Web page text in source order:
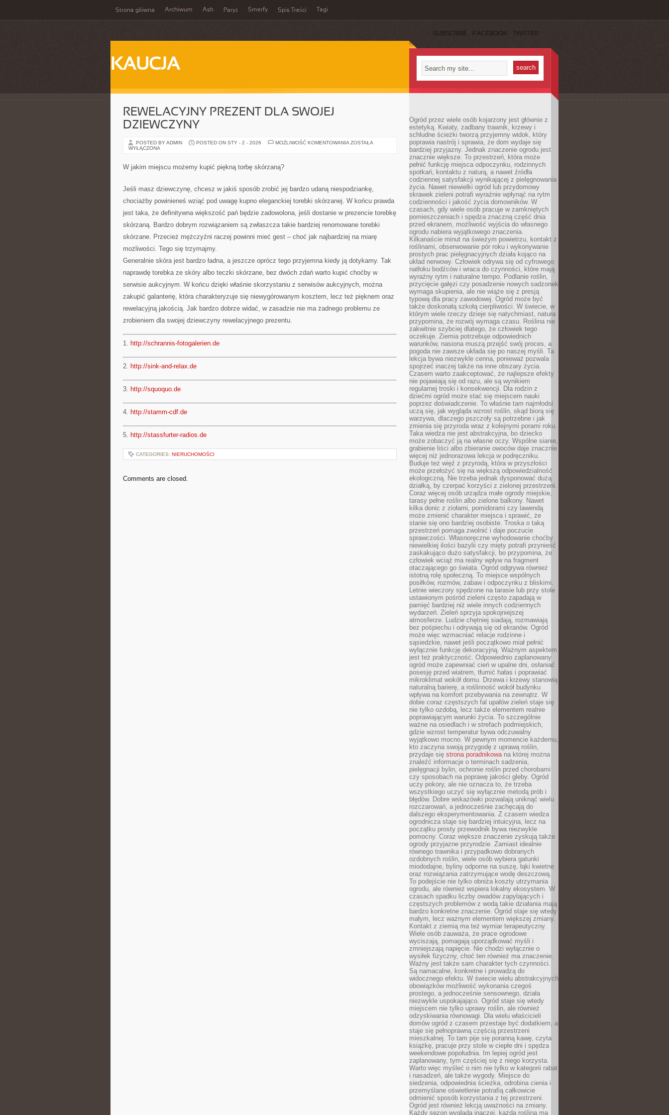
Strona główna Archiwum Ash Paryż Smerfy Spis Treści Tagi
SUBSCRIBE FACEBOOK TWITTER
KAUCJA
REWELACYJNY PREZENT DLA SWOJEJ
DZIEWCZYNY
POSTED BY ADMIN POSTED ON STY - 2 - 2026 MOŻLIWOŚĆ KOMENTOWANIA REWELACYJNY
ZOSTAŁA
WYŁĄCZONA
W jakim miejscu możemy kupić piękną torbę skórzaną?
Jeśli masz dziewczynę, chcesz w jakiś sposób zrobić jej bardzo udaną niespodziankę,
chociażby powinieneś wziąć pod uwagę kupno eleganckiej torebki skórzanej. W końcu prawda
jest taka, że definitywna większość pań będzie zadowolona, jeśli dostanie w prezencie torebkę
skórzaną. Bardzo dobrym rozwiązaniem są zwłaszcza takie bardziej renomowane torebki
skórzane. Przecież mężczyźni raczej powinni mieć gest – choć jak najbardziej na miarę
możliwości. Tego się trzymajmy.
Generalnie skóra jest bardzo ładna, a jeszcze oprócz tego przyjemna kiedy ją dotykamy. Tak
naprawdę torebka ze skóry albo teczki skórzane, bez dwóch zdań warto kupić choćby w
serwisie aukcyjnym. W końcu dzięki właśnie skorzystaniu z serwisów aukcyjnych, można
zakupić galanterię, która charakteryzuje się niewygórowanym kosztem, lecz też pięknem oraz
rewelacyjną jakością. Jak bardzo dobrze widać, w zasadzie nie ma żadnego problemu ze
zrobieniem dla swojej dziewczyny rewelacyjnego prezentu.
1. http://schrannis-fotogalerien.de
2. http://sink-and-relax.de
3. http://squoquo.de
4. http://stamm-cdf.de
5. http://stassfurter-radios.de
CATEGORIES: NIERUCHOMOŚCI
Comments are closed.
Ogród przez wiele osób kojarzony jest głównie z
estetyką. Kwiaty, zadbany trawnik, krzewy i
schludne ścieżki tworzą przyjemny widok, który
poprawia nastrój i sprawia, że dom wydaje się
bardziej przyjazny. Jednak znaczenie ogrodu jest
znacznie większe. To przestrzeń, która może
pełnić funkcję miejsca odpoczynku, rodzinnych
spotkań, kontaktu z naturą, a nawet źródła
codziennej satysfakcji wynikającej z pielęgnowania
życia. Nawet niewielki ogród lub przydomowy
skrawek zieleni potrafi wyraźnie wpłynąć na rytm
codzienności i jakość życia domowników. W
czasach, gdy wiele osób pracuje w zamkniętych
pomieszczeniach i spędza znaczną część dnia
przed ekranem, możliwość wyjścia do własnego
ogrodu nabiera wyjątkowego znaczenia.
Kilkanaście minut na świeżym powietrzu, kontakt z
roślinami, obserwowanie pór roku i wykonywanie
prostych prac pielęgnacyjnych działa kojąco na
układ nerwowy. Człowiek odrywa się od cyfrowego
natłoku bodźców i wraca do czynności, które mają
wyraźny rytm i naturalne tempo. Podlanie roślin,
przycięcie gałęzi czy posadzenie nowych sadzonek
wymaga skupienia, ale nie wiąże się z presją
typową dla pracy zawodowej. Ogród może być
także doskonałą szkołą cierpliwości. W świecie, w
którym wiele rzeczy dzieje się natychmiast, natura
przypomina, że rozwój wymaga czasu. Roślina nie
zakwitnie szybciej dlatego, że człowiek tego
oczekuje. Ziemia potrzebuje odpowiednich
warunków, nasiona muszą przejść swój proces, a
pogoda nie zawsze układa się po naszej myśli. Ta
lekcja bywa niezwykle cenna, ponieważ pozwala
spojrzeć inaczej także na inne obszary życia.
Czasem warto zaakceptować, że najlepsze efekty
nie pojawiają się od razu, ale są wynikiem
regularnej troski i konsekwencji. Dla rodzin z
dziećmi ogród może stać się miejscem nauki
poprzez doświadczenie. To właśnie tam najmłodsi
uczą się, jak wygląda wzrost roślin, skąd biorą się
warzywa, dlaczego pszczoły są potrzebne i jak
zmienia się przyroda wraz z kolejnymi porami roku.
Taka wiedza nie jest abstrakcyjna, bo dziecko
może zobaczyć ją na własne oczy. Wspólne sianie,
grabienie liści albo zbieranie owoców daje znacznie
więcej niż jednorazowa lekcja w podręczniku.
Buduje też więź z przyrodą, która w przyszłości
może przełożyć się na większą odpowiedzialność
ekologiczną. Nie trzeba jednak dysponować dużą
działką, by czerpać korzyści z zielonej przestrzeni.
Coraz więcej osób urządza małe ogrody miejskie,
tarasy pełne roślin albo zielone balkony. Nawet
kilka donic z ziołami, pomidorami czy lawendą
może zmienić charakter miejsca i sprawić, że
stanie się ono bardziej osobiste. Troska o taką
przestrzeń pomaga zwolnić i daje poczucie
sprawczości. Własnoręczne wyhodowanie choćby
niewielkiej ilości bazylii czy mięty potrafi przynieść
zaskakująco dużo satysfakcji, bo przypomina, że
człowiek wciąż ma realny wpływ na fragment
otaczającego go świata. Ogród odgrywa również
istotną rolę społeczną. To miejsce wspólnych
posiłków, rozmów, zabaw i odpoczynku z bliskimi.
Letnie wieczory spędzone na tarasie lub przy stole
ustawionym pośród zieleni często zapadają w
pamięć bardziej niż wiele innych codziennych
wydarzeń. Zieleń sprzyja spokojniejszej
atmosferze. Ludzie chętniej siadają, rozmawiają
bez pośpiechu i odrywają się od ekranów. Ogród
może więc wzmacniać relacje rodzinne i
sąsiedzkie, nawet jeśli początkowo miał pełnić
wyłącznie funkcję dekoracyjną. Ważnym aspektem
jest też praktyczność. Odpowiednio zaplanowany
ogród może zapewniać cień w upalne dni, osłaniać
posesję przed wiatrem, tłumić hałas i poprawiać
mikroklimat wokół domu. Drzewa i krzewy stanowią
naturalną barierę, a roślinność wokół budynku
wpływa na komfort przebywania na zewnątrz. W
dobie coraz częstszych fal upałów zieleń staje się
nie tylko ozdobą, lecz także elementem realnie
poprawiającym warunki życia. To szczególnie
ważne na osiedlach i w strefach podmiejskich,
gdzie wzrost temperatur bywa odczuwalny
wyjątkowo mocno. W pewnym momencie każdemu,
kto zaczyna swoją przygodę z uprawą roślin,
przydaje się strona poradnikowana której można
znaleźć informacje o terminach sadzenia,
pielęgnacji bylin, ochronie roślin przed chorobami
czy sposobach na poprawę jakości gleby. Ogród
uczy pokory, ale nie oznacza to, że trzeba
wszystkiego uczyć się wyłącznie metodą prób i
błędów. Dobre wskazówki pozwalają uniknąć wielu
rozczarowań, a jednocześnie zachęcają do
dalszego eksperymentowania. Z czasem wiedza
ogrodnicza staje się bardziej intuicyjna, lecz na
początku prosty przewodnik bywa niezwykle
pomocny. Coraz większe znaczenie zyskują także
ogrody przyjazne przyrodzie. Zamiast idealnie
równego trawnika i przypadkowo dobranych
ozdobnych roślin, wiele osób wybiera gatunki
miododajne, byliny odporne na suszę, łąki kwietne
oraz rozwiązania zatrzymujące wodę deszczową.
To podejście nie tylko obniża koszty utrzymania
ogrodu, ale również wspiera lokalny ekosystem. W
czasach spadku liczby owadów zapylających i
częstszych problemów z wodą takie działania mają
bardzo konkretne znaczenie. Ogród staje się wtedy
małym, lecz ważnym elementem większej zmiany.
Kontakt z ziemią ma też wymiar terapeutyczny.
Wiele osób zauważa, że prace ogrodowe
wyciszają, pomagają uporządkować myśli i
zmniejszają napięcie. Nie chodzi wyłącznie o
wysiłek fizyczny, choć ten również ma znaczenie.
Ważny jest także sam charakter tych czynności.
Są namacalne, konkretne i prowadzą do
widocznego efektu. W świecie wielu abstrakcyjnych
obowiązków możliwość wykonania czegoś
prostego, a jednocześnie sensownego, działa
niezwykle uspokajająco. Ogród staje się wtedy
miejscem nie tylko uprawy roślin, ale również
odzyskiwania równowagi. Dla wielu właścicieli
domów ogród z czasem przestaje być dodatkiem, a
staje się pełnoprawną częścią przestrzeni
mieszkalnej. To tam pije się poranną kawę, czyta
książkę, pracuje przy stole w ciepłe dni i spędza
weekendowe popołudnia. Im lepiej ogród jest
zaplanowany, tym częściej się z niego korzysta.
Warto więc myśleć o nim nie tylko w kategorii rabat
i nasadzeń, ale także wygody. Miejsce do
siedzenia, odpowiednia ścieżka, odrobina cienia i
przemyślane oświetlenie potrafią całkowicie
odmienić sposób korzystania z tej przestrzeni.
Ogród jest również lekcją uważności na zmiany.
Każdy sezon wygląda inaczej, każda roślina ma